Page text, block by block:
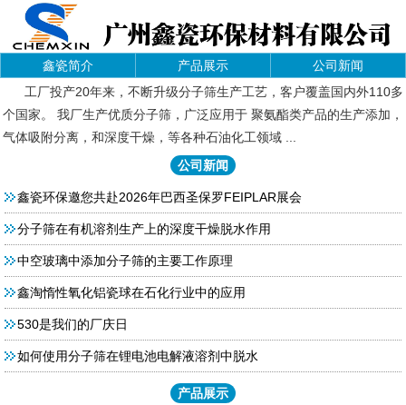
鑫瓷简介 产品展示
公司新闻
工厂投产20年来，不断升级分子筛生产工艺，客户覆盖国内外110多
个国家。 我厂生产优质分子筛，广泛应用于 聚氨酯类产品的生产添加，
气体吸附分离，和深度干燥，等各种石油化工领域 ...
公司新闻
鑫瓷环保邀您共赴2026年巴西圣保罗FEIPLAR展会
分子筛在有机溶剂生产上的深度干燥脱水作用
中空玻璃中添加分子筛的主要工作原理
鑫淘惰性氧化铝瓷球在石化行业中的应用
530是我们的厂庆日
如何使用分子筛在锂电池电解液溶剂中脱水
产品展示